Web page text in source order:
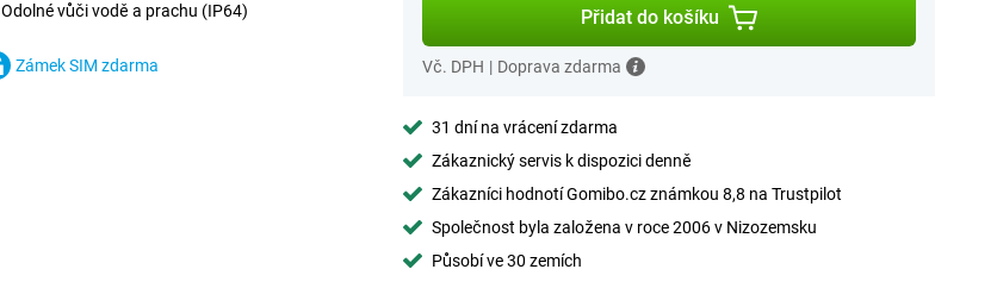
Odolné vůči vodě a prachu (IP64)
Zámek SIM zdarma
Přidat do košíku
Vč. DPH | Doprava zdarma
31 dní na vrácení zdarma
Zákaznický servis k dispozici denně
Zákazníci hodnotí Gomibo.cz známkou 8,8 na Trustpilot
Společnost byla založena v roce 2006 v Nizozemsku
Působí ve 30 zemích